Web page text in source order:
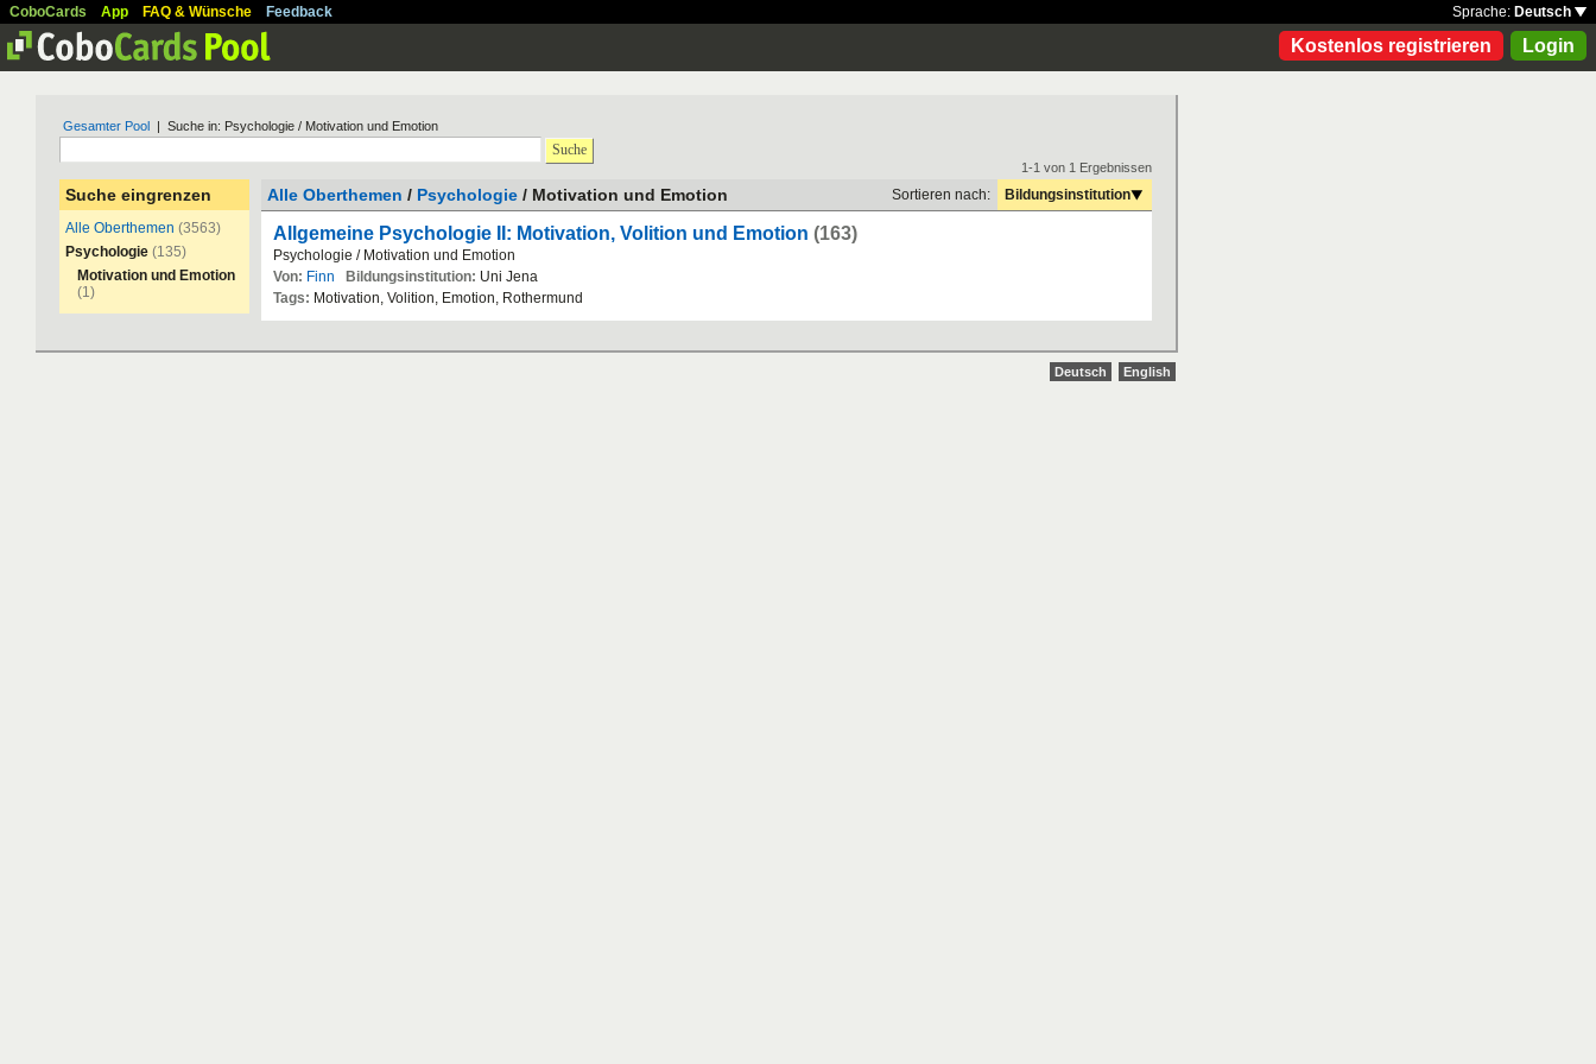
CoboCards App FAQ & Wünsche Feedback Sprache: Deutsch
Kostenlos registrieren Login
Gesamter Pool | Suche in: Psychologie / Motivation und Emotion
Suche
Suche eingrenzen
Alle Oberthemen (3563)
Psychologie (135)
Motivation und Emotion
(1)
1-1 von 1 Ergebnissen
Alle Oberthemen / Psychologie / Motivation und Emotion Sortieren nach: Bildungsinstitution
Allgemeine Psychologie II: Motivation, Volition und Emotion (163)
Psychologie / Motivation und Emotion
Von: Finn Bildungsinstitution: Uni Jena
Tags: Motivation, Volition, Emotion, Rothermund
Deutsch English